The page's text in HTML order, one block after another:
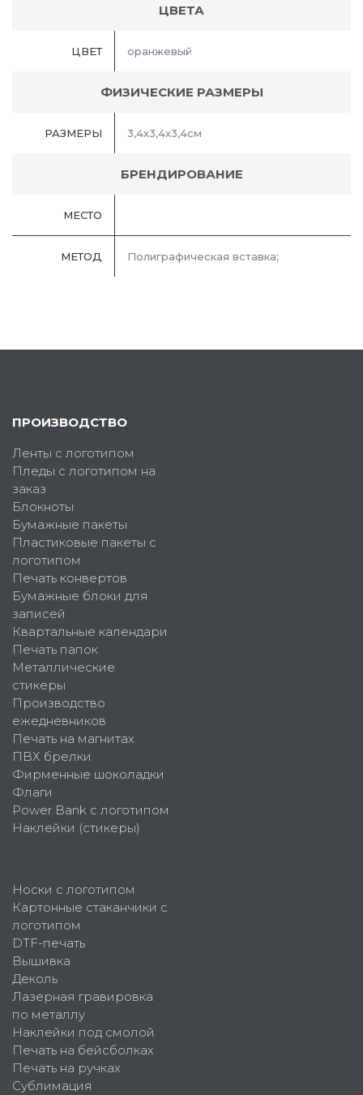
ЦВЕТА
ЦВЕТ оранжевый
ФИЗИЧЕСКИЕ РАЗМЕРЫ
РАЗМЕРЫ 3,4х3,4х3,4см
БРЕНДИРОВАНИЕ
МЕСТО
МЕТОД Полиграфическая вставка;
ПРОИЗВОДСТВО
Ленты с логотипом
Пледы с логотипом на
заказ
Блокноты
Бумажные пакеты
Пластиковые пакеты с
логотипом
Печать конвертов
Бумажные блоки для
записей
Квартальные календари
Печать папок
Металлические
стикеры
Производство
ежедневников
Печать на магнитах
ПВХ брелки
Фирменные шоколадки
Флаги
Power Bank с логотипом
Наклейки (стикеры)
Носки с логотипом
Картонные стаканчики с
логотипом
DTF-печать
Вышивка
Деколь
Лазерная гравировка
по металлу
Наклейки под смолой
Печать на бейсболках
Печать на ручках
Сублимация